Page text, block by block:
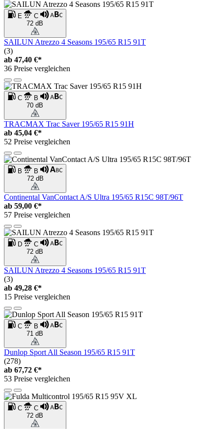
E
C
72 dB
SAILUN Atrezzo 4 Seasons 195/65 R15 91T
(3)
ab 47,40 €*
36 Preise vergleichen
C
B
70 dB
TRACMAX Trac Saver 195/65 R15 91H
ab 45,04 €*
52 Preise vergleichen
B
B
72 dB
Continental VanContact A/S Ultra 195/65 R15C 98T/96T
ab 59,00 €*
57 Preise vergleichen
D
C
72 dB
SAILUN Atrezzo 4 Seasons 195/65 R15 91T
(3)
ab 49,28 €*
15 Preise vergleichen
C
B
71 dB
Dunlop Sport All Season 195/65 R15 91T
(278)
ab 67,72 €*
53 Preise vergleichen
C
C
72 dB